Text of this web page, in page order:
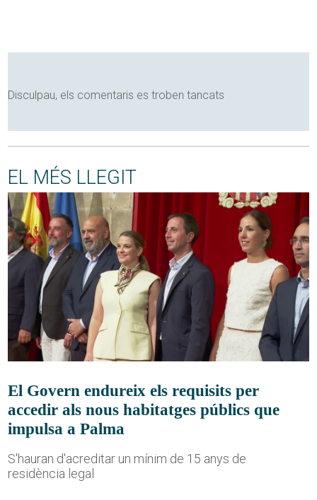
Disculpau, els comentaris es troben tancats
EL MÉS LLEGIT
El Govern endureix els requisits per
accedir als nous habitatges públics que
impulsa a Palma
S'hauran d'acreditar un mínim de 15 anys de
residència legal